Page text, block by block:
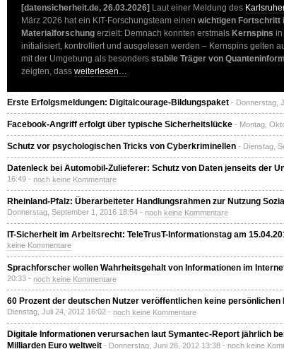
[datensicherheit.de, 26.03.2026] Laut einer Meldung des
März 2026 hat ein KIT-Forschungsteam einen wichtigen Fortschritt
Materialforschung erzielt: Demnach konnten erstmals Kernspins in
initialisiert, kontrolliert und ausgelesen werden – Kernspins gelten
mit der Umgebung als besonders stabile Träger von
zeigten, dass weiterlesen…
Erste Erfolgsmeldungen: Digitalcourage-Bildungspaket - Donnerstag,
Facebook-Angriff erfolgt über typische Sicherheitslücke - Montag,
Schutz vor psychologischen Tricks von Cyberkriminellen - Dienstag,
Datenleck bei Automobil-Zulieferer: Schutz von Daten jenseits der
16:49 - noch keine Kommentare
Rheinland-Pfalz: Überarbeiteter Handlungsrahmen zur Nutzung
Donnerstag, September 1, 2016 18:54 - noch keine Kommentare
IT-Sicherheit im Arbeitsrecht: TeleTrusT-Informationstag am
keine Kommentare
Sprachforscher wollen Wahrheitsgehalt von Informationen im
20:33 - noch keine Kommentare
60 Prozent der deutschen Nutzer veröffentlichen keine persönlichen
Dienstag, Juli 24, 2012 16:02 - noch keine Kommentare
Digitale Informationen verursachen laut Symantec-Report jährlich
Milliarden Euro weltweit - Donnerstag, Juni 28, 2012 13:38 - noch keine